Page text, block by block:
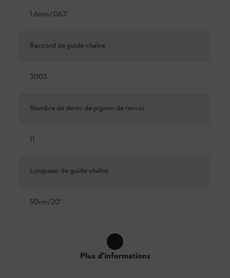
1,6mm/.063"
Raccord de guide-chaîne
3003
Nombre de dents de pignon de renvoi
11
Longueur de guide-chaîne
50cm/20"
Plus d'informations